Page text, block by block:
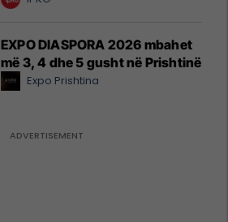
EXPO DIASPORA 2026 mbahet
më 3, 4 dhe 5 gusht në Prishtinë
Expo Prishtina